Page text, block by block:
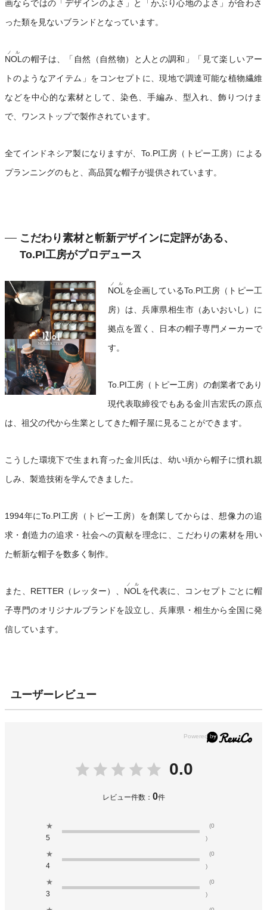
画ならではの「デザインのよさ」と「かぶり心地のよさ」が合わさ
った類を見ないブランドとなっています。
NOL
ノル
の帽子は、「自然（自然物）と人との調和」「見て楽しいアー
トのようなアイテム」をコンセプトに、現地で調達可能な植物繊維
などを中心的な素材として、染色、手編み、型入れ、飾りつけま
で、ワンストップで製作されています。
全てインドネシア製になりますが、To.PI工房（トピー工房）による
プランニングのもと、高品質な帽子が提供されています。
こだわり素材と斬新デザインに定評がある、
To.PI工房がプロデュース
NOL
ノル
を企画しているTo.PI工房（トピー工
房）は、兵庫県相生市（あいおいし）に
拠点を置く、日本の帽子専門メーカーで
す。
To.PI工房（トピー工房）の創業者であり
現代表取締役でもある金川吉宏氏の原点
は、祖父の代から生業としてきた帽子屋に見ることができます。
こうした環境下で生まれ育った金川氏は、幼い頃から帽子に慣れ親
しみ、製造技術を学んできました。
1994年にTo.PI工房（トピー工房）を創業してからは、想像力の追
求・創造力の追求・社会への貢献を理念に、こだわりの素材を用い
た斬新な帽子を数多く制作。
また、RETTER（レッター）、 NOL
ノル
を代表に、コンセプトごとに帽
子専門のオリジナルブランドを設立し、兵庫県・相生から全国に発
信しています。
ユーザーレビュー
0.0
レビュー件数： 0件
★
5
(0
)
★
4
(0
)
★
3
(0
)